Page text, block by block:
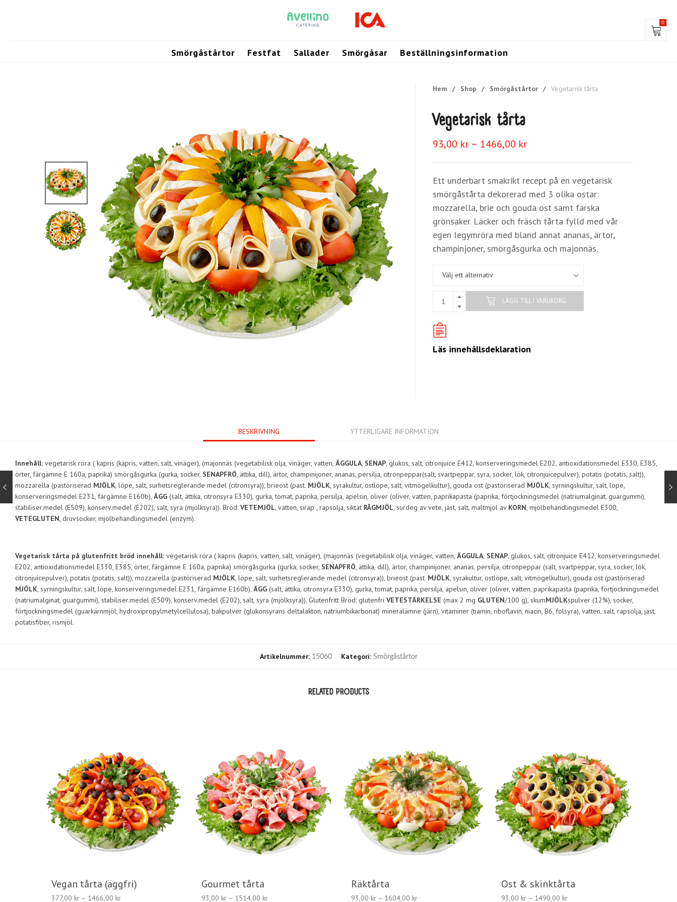
0
Smörgåstårtor Festfat Sallader Smörgåsar Beställningsinformation
Hem / Shop / Smörgåstårtor / Vegetarisk tårta
Vegetarisk tårta
93,00 kr – 1466,00 krPrisintervall:
till
1466,00 kr
Ett underbart smakrikt recept på en vegetarisk
smörgåstårta dekorerad med 3 olika ostar:
mozzarella, brie och gouda ost samt färska
grönsaker. Läcker och fräsch tårta fylld med vår
egen legymröra med bland annat ananas, ärtor,
champinjoner, smörgåsgurka och majonnäs.
Välj ett alternativ
LÄGG TILL I VARUKORG
Läs innehållsdeklaration
BESKRIVNING YTTERLIGARE INFORMATION
Innehåll: vegetarisk röra ( kapris (kapris, vatten, salt, vinäger), (majonnäs (vegetabilisk olja, vinäger, vatten, ÄGGULA, SENAP, glukos, salt, citronjuice E412, konserveringsmedel E202, antioxidationsmedel E330, E385,
örter, färgämne E 160a, paprika) smörgåsgurka (gurka, socker, SENAPFRÖ, ättika, dill), ärtor, champinijoner, ananas, persilja, citronpeppar(salt, svartpeppar, syra, socker, lök, citronjuicepulver), potatis (potatis, salt)),
mozzarella (pastöriserad MJÖLK, löpe, salt, surhetsreglerande medel (citronsyra)), brieost (past. MJÖLK, syrakultur, ostlöpe, salt, vitmögelkultur), gouda ost (pastöriserad MJÖLK, syrningskultur, salt, löpe,
konserveringsmedel E231, färgämne E160b), ÄGG (salt, ättika, citronsyra E330), gurka, tomat, paprika, persilja, apelsin, oliver (oliver, vatten, paprikapasta (paprika, förtjockningsmedel (natriumalginat, guargummi),
stabiliser.medel (E509), konserv.medel (E202), salt, syra (mjölksyra)). Bröd: VETEMJÖL, vatten, sirap , rapsolja, siktat RÅGMJÖL, surdeg av vete, jäst, salt, maltmjöl av KORN, mjölbehandlingsmedel E300,
VETEGLUTEN, druvsocker, mjölbehandlingsmedel (enzym).
Vegetarisk tårta på glutenfritt bröd innehåll: vegetarisk röra ( kapris (kapris, vatten, salt, vinäger), (majonnäs (vegetabilisk olja, vinäger, vatten, ÄGGULA, SENAP, glukos, salt, citronjuice E412, konserveringsmedel
E202, antioxidationsmedel E330, E385, örter, färgämne E 160a, paprika) smörgåsgurka (gurka, socker, SENAPFRÖ, ättika, dill), ärtor, champinijoner, ananas, persilja, citronpeppar (salt, svartpeppar, syra, socker, lök,
citronjuicepulver), potatis (potatis, salt)), mozzarella (pastöriserad MJÖLK, löpe, salt, surhetsreglerande medel (citronsyra)), brieost (past. MJÖLK, syrakultur, ostlöpe, salt, vitmögelkultur), gouda ost (pastöriserad
MJÖLK, syrningskultur, salt, löpe, konserveringsmedel E231, färgämne E160b), ÄGG (salt, ättika, citronsyra E330), gurka, tomat, paprika, persilja, apelsin, oliver (oliver, vatten, paprikapasta (paprika, förtjockningsmedel
(natriumalginat, guargummi), stabiliser.medel (E509), konserv.medel (E202), salt, syra (mjölksyra)). Glutenfritt Bröd: glutenfri VETESTÄRKELSE (max 2 mg GLUTEN/100 g), skumMJÖLKspulver (12%), socker,
förtjockningsmedel (guarkärnmjöl, hydroxipropylmetylcellulosa), bakpulver (glukonsyrans deltalakton, natriumbikarbonat) mineralämne (järn), vitaminer (tiamin, riboflavin, niacin, B6, folsyra), vatten, salt, rapsolja, jäst,
potatisfiber, rismjöl.
Artikelnummer: 15060 Kategori: Smörgåstårtor
RELATED PRODUCTS
Vegan tårta (äggfri)
377,00 kr – 1466,00 krPrisintervall:
Gourmet tårta
93,00 kr – 1514,00 krPrisintervall:
Räktårta
93,00 kr – 1604,00 krPrisintervall:
Ost & skinktårta
93,00 kr – 1490,00 krPrisintervall: